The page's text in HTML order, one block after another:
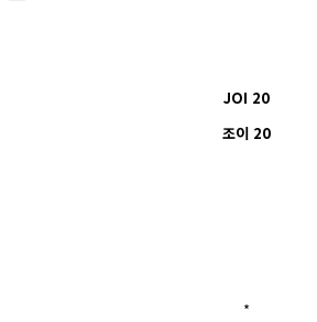
JOI 20
조이 20
*